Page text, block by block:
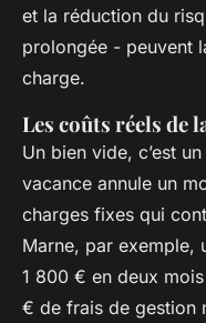
et la réduction du
prolongée - peuvent
charge.
Les coûts réels de
Un bien vide, c’est
vacance annule un
charges fixes qui
Marne, par exemple,
1 800 € en deux
€ de frais de gestion